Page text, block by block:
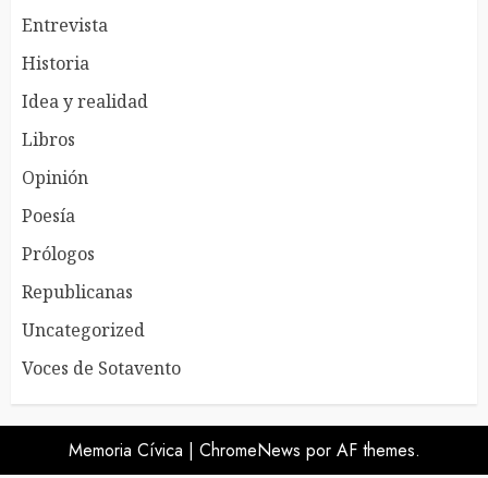
Entrevista
Historia
Idea y realidad
Libros
Opinión
Poesía
Prólogos
Republicanas
Uncategorized
Voces de Sotavento
Memoria Cívica | ChromeNews por AF themes.